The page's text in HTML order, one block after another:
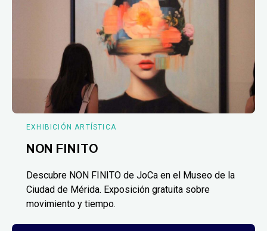
EXHIBICIÓN ARTÍSTICA
NON FINITO
Descubre NON FINITO de JoCa en el Museo de la
Ciudad de Mérida. Exposición gratuita sobre
movimiento y tiempo.